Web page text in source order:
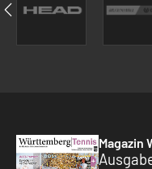
Magazin